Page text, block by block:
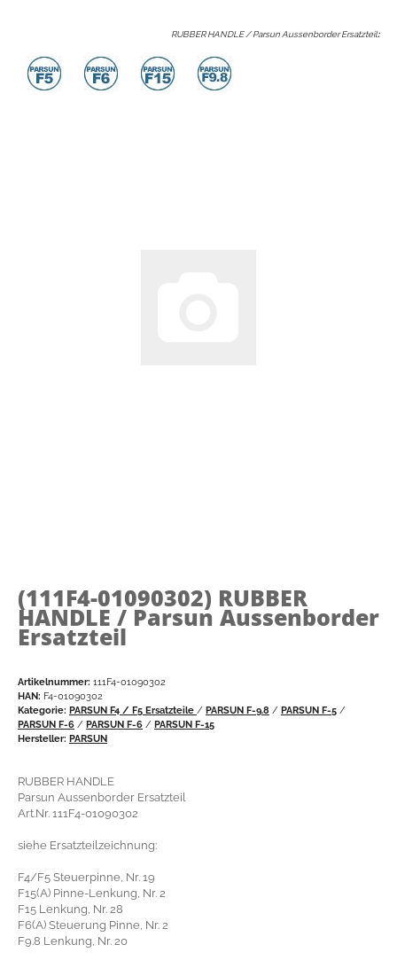
RUBBER HANDLE / Parsun Aussenborder Ersatzteil:
(111F4-01090302) RUBBER
HANDLE / Parsun Aussenborder
Ersatzteil
Artikelnummer: 111F4-01090302
HAN: F4-01090302
Kategorie: PARSUN F4 / F5 Ersatzteile / PARSUN F-9.8 / PARSUN F-5 /
PARSUN F-6 / PARSUN F-6 / PARSUN F-15
Hersteller: PARSUN
RUBBER HANDLE
Parsun Aussenborder Ersatzteil
Art.Nr. 111F4-01090302
siehe Ersatzteilzeichnung:
F4/F5 Steuerpinne, Nr. 19
F15(A) Pinne-Lenkung, Nr. 2
F15 Lenkung, Nr. 28
F6(A) Steuerung Pinne, Nr. 2
F9.8 Lenkung, Nr. 20